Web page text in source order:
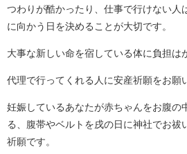
つわりが酷かったり、仕事で行けない人
に向かう日を決めることが大切です。
大事な新しい命を宿している体に負担は
代理で行ってくれる人に安産祈願をお願
妊娠しているあなたが赤ちゃんをお腹の
る、腹帯やベルトを戌の日に神社でお祓
祈願です。